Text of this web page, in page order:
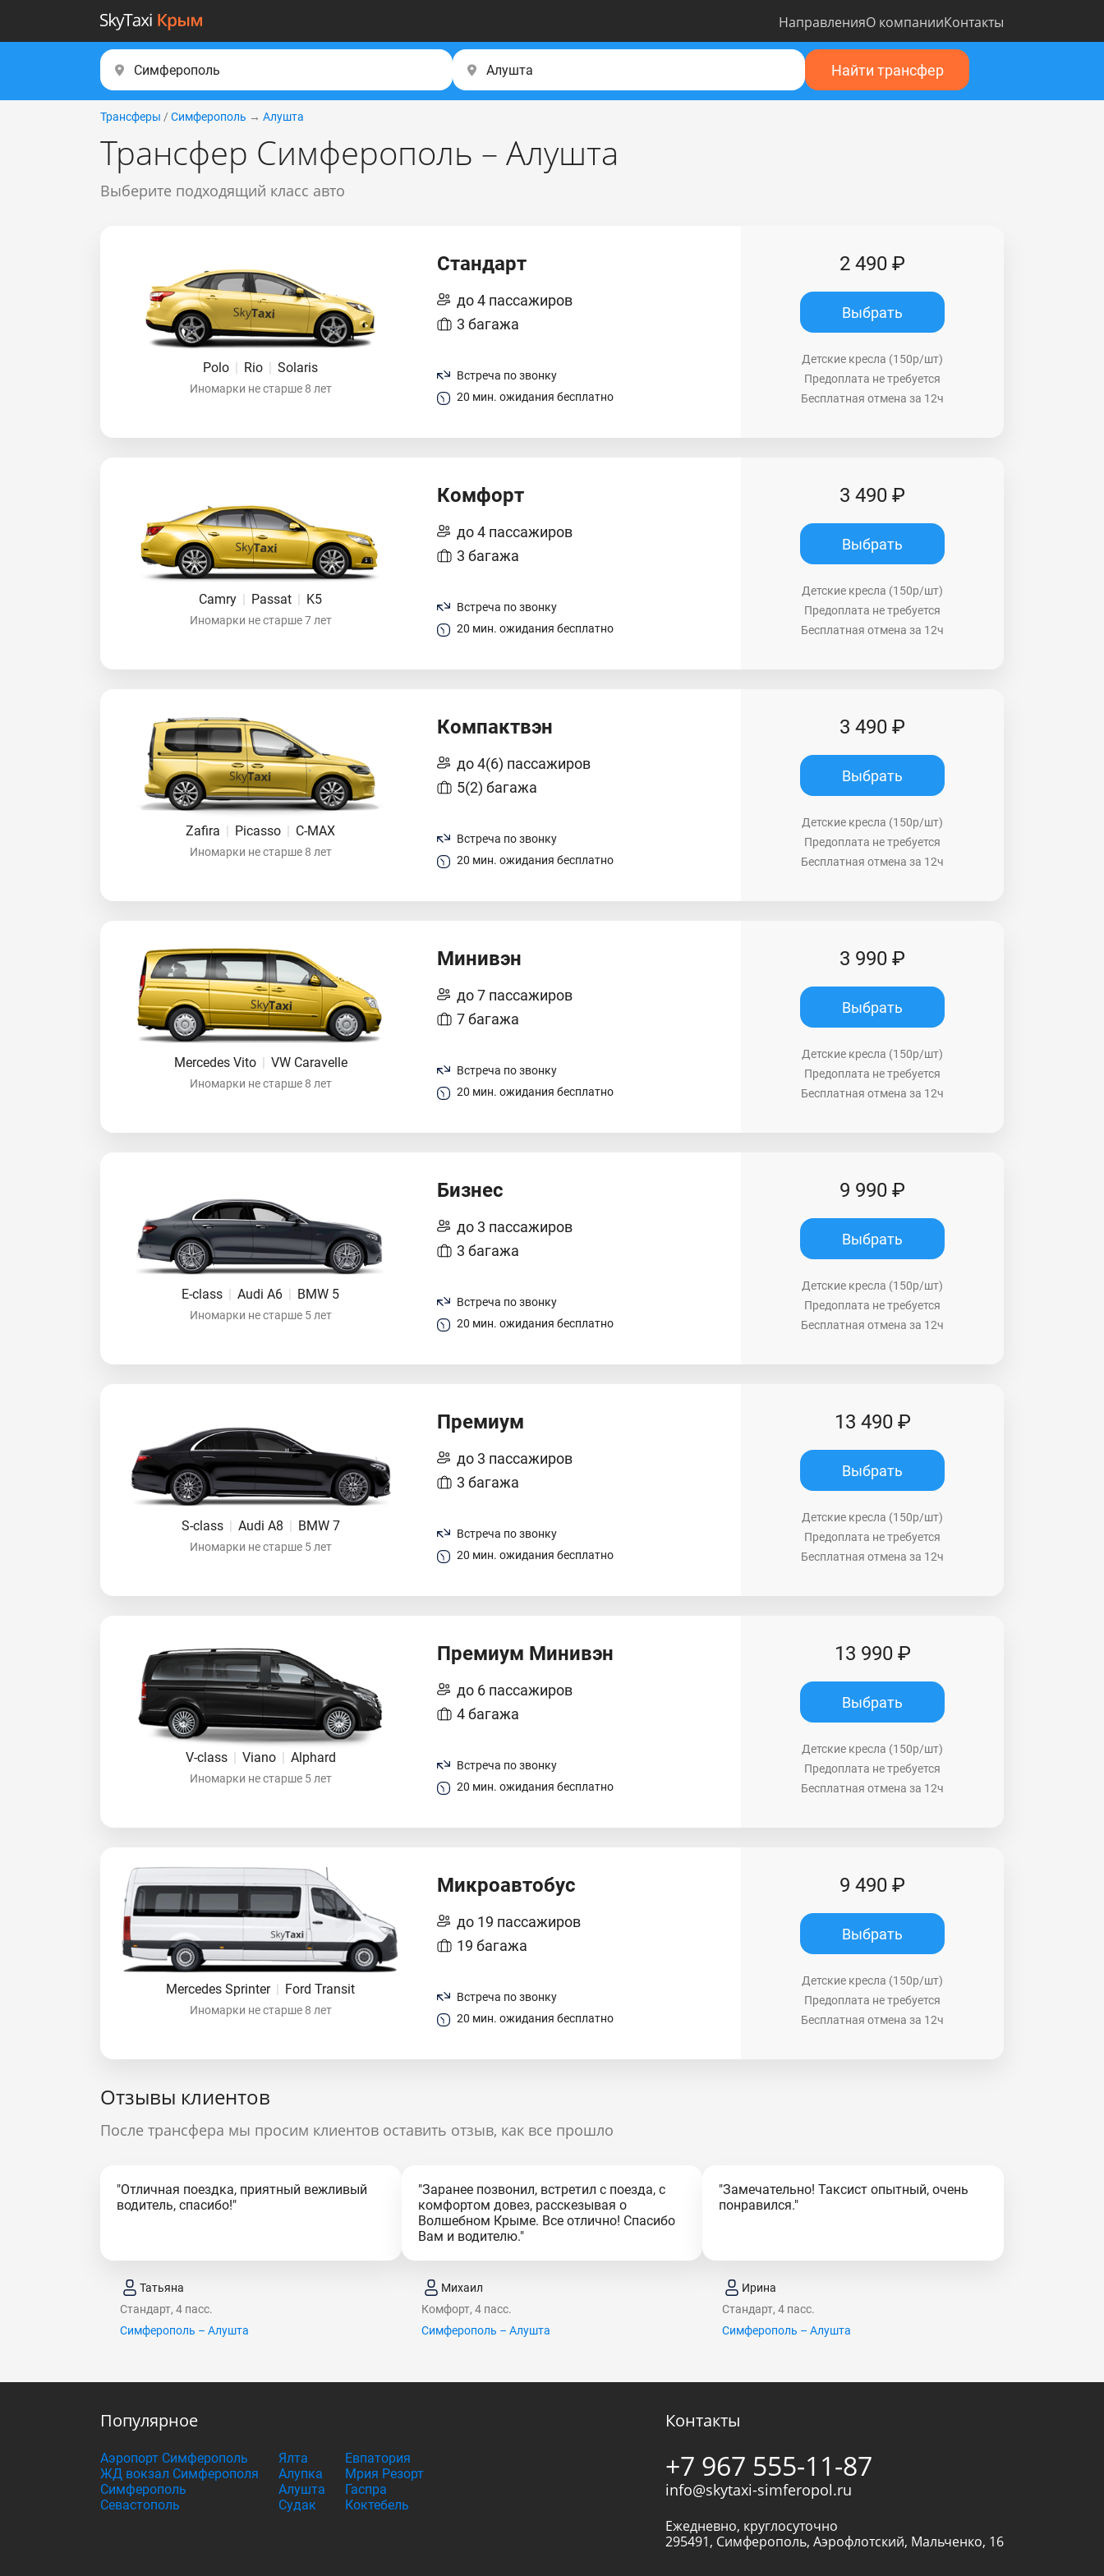
НаправленияО компанииКонтакты
Найти трансфер
Трансферы / Симферополь → Алушта
Трансфер Симферополь – Алушта
Выберите подходящий класс авто
Polo | Rio | Solaris
Иномарки не старше 8 лет
Стандарт
до 4 пассажиров
3 багажа
Встреча по звонку
20 мин. ожидания бесплатно
2 490 ₽
Выбрать
Детские кресла (150р/шт)
Предоплата не требуется
Бесплатная отмена за 12ч
Camry | Passat | K5
Иномарки не старше 7 лет
Комфорт
до 4 пассажиров
3 багажа
Встреча по звонку
20 мин. ожидания бесплатно
3 490 ₽
Выбрать
Детские кресла (150р/шт)
Предоплата не требуется
Бесплатная отмена за 12ч
Zafira | Picasso | C-MAX
Иномарки не старше 8 лет
Компактвэн
до 4(6) пассажиров
5(2) багажа
Встреча по звонку
20 мин. ожидания бесплатно
3 490 ₽
Выбрать
Детские кресла (150р/шт)
Предоплата не требуется
Бесплатная отмена за 12ч
Mercedes Vito | VW Caravelle
Иномарки не старше 8 лет
Минивэн
до 7 пассажиров
7 багажа
Встреча по звонку
20 мин. ожидания бесплатно
3 990 ₽
Выбрать
Детские кресла (150р/шт)
Предоплата не требуется
Бесплатная отмена за 12ч
E-class | Audi A6 | BMW 5
Иномарки не старше 5 лет
Бизнес
до 3 пассажиров
3 багажа
Встреча по звонку
20 мин. ожидания бесплатно
9 990 ₽
Выбрать
Детские кресла (150р/шт)
Предоплата не требуется
Бесплатная отмена за 12ч
S-class | Audi A8 | BMW 7
Иномарки не старше 5 лет
Премиум
до 3 пассажиров
3 багажа
Встреча по звонку
20 мин. ожидания бесплатно
13 490 ₽
Выбрать
Детские кресла (150р/шт)
Предоплата не требуется
Бесплатная отмена за 12ч
V-class | Viano | Alphard
Иномарки не старше 5 лет
Премиум Минивэн
до 6 пассажиров
4 багажа
Встреча по звонку
20 мин. ожидания бесплатно
13 990 ₽
Выбрать
Детские кресла (150р/шт)
Предоплата не требуется
Бесплатная отмена за 12ч
Mercedes Sprinter | Ford Transit
Иномарки не старше 8 лет
Микроавтобус
до 19 пассажиров
19 багажа
Встреча по звонку
20 мин. ожидания бесплатно
9 490 ₽
Выбрать
Детские кресла (150р/шт)
Предоплата не требуется
Бесплатная отмена за 12ч
Отзывы клиентов
После трансфера мы просим клиентов оставить отзыв, как все прошло
"Отличная поездка, приятный вежливый
водитель, спасибо!"
Татьяна
Стандарт, 4 пасс.
Симферополь – Алушта
"Заранее позвонил, встретил с поезда, с
комфортом довез, расскезывая о
Волшебном Крыме. Все отлично! Спасибо
Вам и водителю."
Михаил
Комфорт, 4 пасс.
Симферополь – Алушта
"Замечательно! Таксист опытный, очень
понравился."
Ирина
Стандарт, 4 пасс.
Симферополь – Алушта
Популярное
Аэропорт Симферополь
ЖД вокзал Симферополя
Симферополь
Севастополь
Ялта
Алупка
Алушта
Судак
Евпатория
Мрия Резорт
Гаспра
Коктебель
Контакты
+7 967 555-11-87
info@skytaxi-simferopol.ru
Ежедневно, круглосуточно
295491, Симферополь, Аэрофлотский, Мальченко, 16